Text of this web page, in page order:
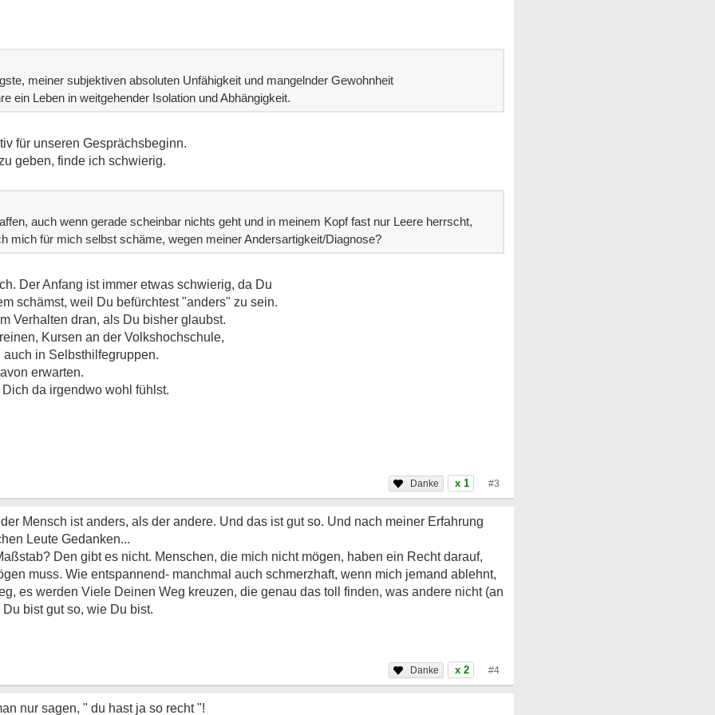
meiner subjektiven absoluten Unfähigkeit und mangelnder Gewohnheit
ein Leben in weitgehender Isolation und Abhängigkeit.
für unseren Gesprächsbeginn.
geben, finde ich schwierig.
auch wenn gerade scheinbar nichts geht und in meinem Kopf fast nur Leere herrscht,
mich für mich selbst schäme, wegen meiner Andersartigkeit/Diagnose?
Der Anfang ist immer etwas schwierig, da Du
schämst, weil Du befürchtest "anders" zu sein.
Verhalten dran, als Du bisher glaubst.
Kursen an der Volkshochschule,
in Selbsthilfegruppen.
erwarten.
da irgendwo wohl fühlst.
x 1 #3
Mensch ist anders, als der andere. Und das ist gut so. Und nach meiner Erfahrung
Leute Gedanken...
Den gibt es nicht. Menschen, die mich nicht mögen, haben ein Recht darauf,
muss. Wie entspannend- manchmal auch schmerzhaft, wenn mich jemand ablehnt,
es werden Viele Deinen Weg kreuzen, die genau das toll finden, was andere nicht (an
bist gut so, wie Du bist.
x 2 #4
nur sagen, " du hast ja so recht "!